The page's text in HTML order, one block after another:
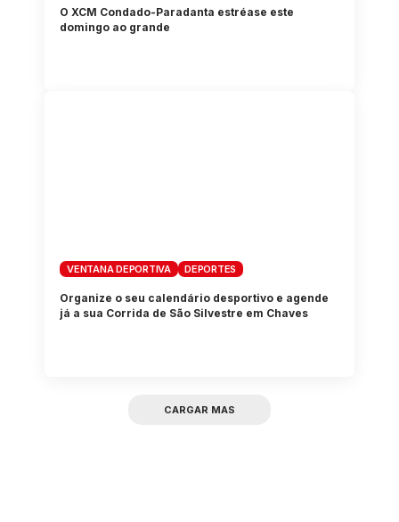
O XCM Condado-Paradanta estréase este
domingo ao grande
VENTANA DEPORTIVA DEPORTES
Organize o seu calendário desportivo e agende
já a sua Corrida de São Silvestre em Chaves
CARGAR MAS